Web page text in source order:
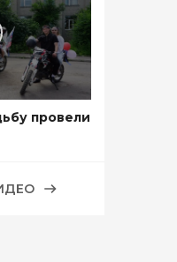
провели